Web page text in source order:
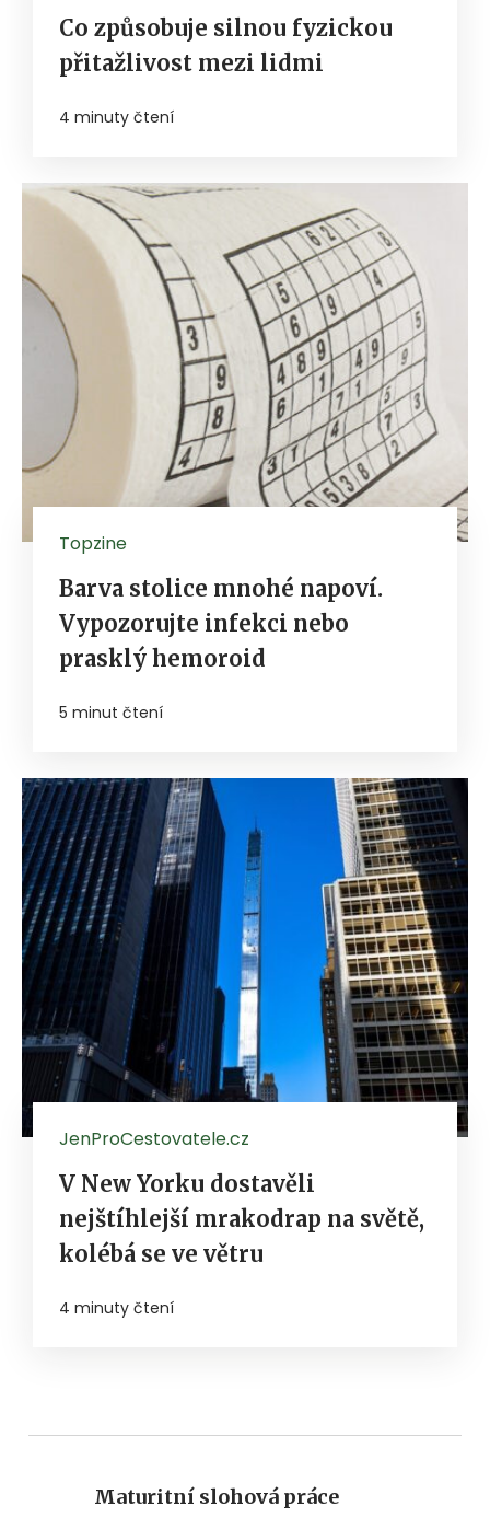
Co způsobuje silnou fyzickou
přitažlivost mezi lidmi
4 minuty čtení
Topzine
Barva stolice mnohé napoví.
Vypozorujte infekci nebo
prasklý hemoroid
5 minut čtení
JenProCestovatele.cz
V New Yorku dostavěli
nejštíhlejší mrakodrap na světě,
kolébá se ve větru
4 minuty čtení
Maturitní slohová práce